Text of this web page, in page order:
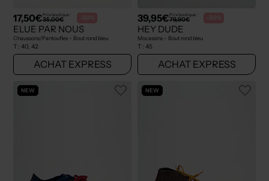
17,50€Prix boutique :
35,00€ -50%
ELUE PAR NOUS
Chaussons/Pantoufles - Bout rond bleu
T : 40, 42
ACHAT EXPRESS
39,95€Prix boutique :
79,90€ -50%
HEY DUDE
Mocassins - Bout rond bleu
T : 45
ACHAT EXPRESS
NEW NEW